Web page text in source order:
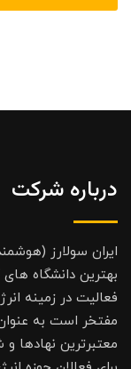
درباره شرکت
ایران سولارز
بهترین دانشگاه
فعالیت در زمینه
معتبرترین نهادها و